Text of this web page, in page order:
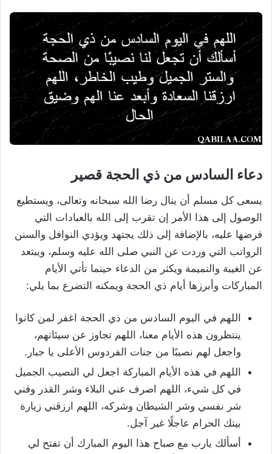
دعاء السادس من ذي الحجة قصير
يسعى كل مسلم أن ينال رضا الله سبحانه وتعالى، ويستطيع
الوصول إلى هذا الأمر إن تقرب إلى الله بالعبادات التي
فرضها عليه، بالإضافة إلى ذلك يجتهد ويؤدي النوافل والسنن
الرواتب التي وردت عن النبي صلى الله عليه وسلم، ويبتعد
عن الغيبة والنميمة ويكثر من الدعاء حينما تأتي الأيام
المباركات وأبرزها أيام ذي الحجة ويمكنه التضرع بما يلي:
اللهم في اليوم السادس من ذي الحجة اغفر لمن كانوا
ينتظرون هذه الأيام معنا، اللهم تجاوز عن سيئاتهم،
واجعل لهم نصيبًا من جنات الفردوس الأعلى يا جبار.
اللهم في هذه الأيام المباركة اجعل لي النصيب الجميل
في كل شيء، اللهم اصرف عني البلاء وشر القدر وقني
شر نفسي وشر الشيطان وشركه، اللهم ارزقني زيارة
بيتك الحرام عاجلًا غير آجل.
أسألك يارب مع صباح هذا اليوم المبارك أن تفتح لي